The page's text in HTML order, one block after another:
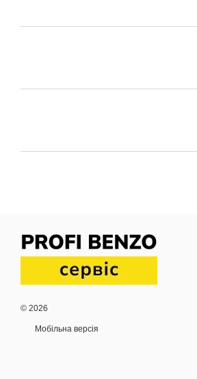
© 2026
Мобільна версія